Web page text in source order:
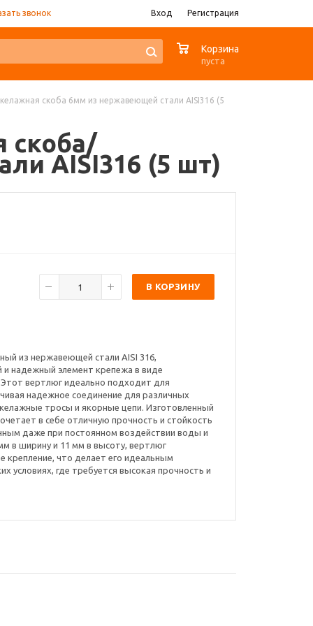
звонок Вход Регистрация
Корзина
пуста
скоба 6мм из нержавеющей стали AISI316 (5
скоба/
AISI316 (5 шт)
В КОРЗИНУ
из нержавеющей стали AISI 316,
надежный элемент крепежа в виде
вертлюг идеально подходит для
надежное соединение для различных
тросы и якорные цепи. Изготовленный
в себе отличную прочность и стойкость
даже при постоянном воздействии воды и
в ширину и 11 мм в высоту, вертлюг
крепление, что делает его идеальным
условиях, где требуется высокая прочность и